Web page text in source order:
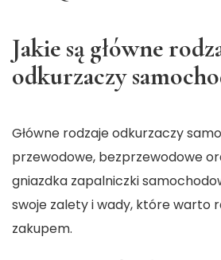
Jakie są główne
odkurzaczy
Główne rodzaje odkurzaczy
przewodowe, bezprzewodowe
gniazdka zapalniczki
swoje zalety i wady, które warto
zakupem.